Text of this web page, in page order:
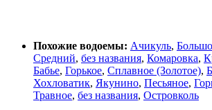
Похожие водоемы: Ачикуль,
Средний, без названия, Комаровка,
Бабье, Горькое, Сплавное (Золотое),
Хохловатик, Якунино, Песьяное,
Травное, без названия, Островколь